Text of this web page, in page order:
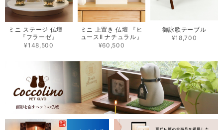
ミニ ステージ 仏壇
『フラーゼ』
¥148,500
ミニ 上置き 仏壇 『ヒ
ュースII ナチュラル』
¥60,500
御詠歌テーブル
¥18,700